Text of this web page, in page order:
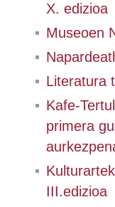
X. edizioa
Museoen
Literatura
Kafe-
primera
III.edizioa